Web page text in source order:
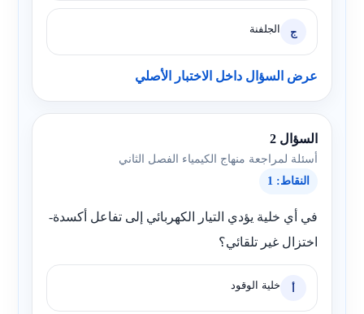
ج الجلفنة
عرض السؤال داخل الاختبار الأصلي
السؤال 2
أسئلة لمراجعة منهاج الكيمياء الفصل الثاني
النقاط: 1
في أي خلية يؤدي التيار الكهربائي إلى تفاعل أكسدة-
اختزال غير تلقائي؟
أ خلية الوقود